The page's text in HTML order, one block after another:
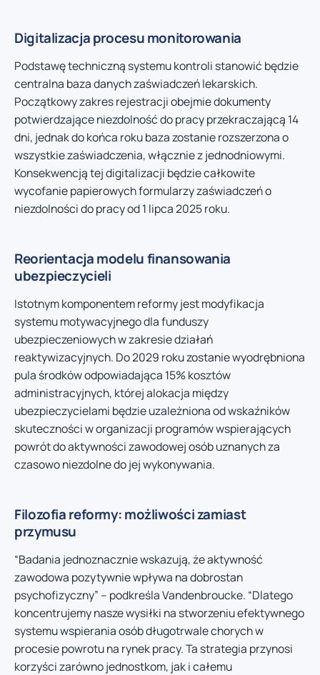
Digitalizacja procesu monitorowania
Podstawę techniczną systemu kontroli stanowić będzie
centralna baza danych zaświadczeń lekarskich.
Początkowy zakres rejestracji obejmie dokumenty
potwierdzające niezdolność do pracy przekraczającą 14
dni, jednak do końca roku baza zostanie rozszerzona o
wszystkie zaświadczenia, włącznie z jednodniowymi.
Konsekwencją tej digitalizacji będzie całkowite
wycofanie papierowych formularzy zaświadczeń o
niezdolności do pracy od 1 lipca 2025 roku.
Reorientacja modelu finansowania
ubezpieczycieli
Istotnym komponentem reformy jest modyfikacja
systemu motywacyjnego dla funduszy
ubezpieczeniowych w zakresie działań
reaktywizacyjnych. Do 2029 roku zostanie wyodrębniona
pula środków odpowiadająca 15% kosztów
administracyjnych, której alokacja między
ubezpieczycielami będzie uzależniona od wskaźników
skuteczności w organizacji programów wspierających
powrót do aktywności zawodowej osób uznanych za
czasowo niezdolne do jej wykonywania.
Filozofia reformy: możliwości zamiast
przymusu
“Badania jednoznacznie wskazują, że aktywność
zawodowa pozytywnie wpływa na dobrostan
psychofizyczny” – podkreśla Vandenbroucke. “Dlatego
koncentrujemy nasze wysiłki na stworzeniu efektywnego
systemu wspierania osób długotrwale chorych w
procesie powrotu na rynek pracy. Ta strategia przynosi
korzyści zarówno jednostkom, jak i całemu